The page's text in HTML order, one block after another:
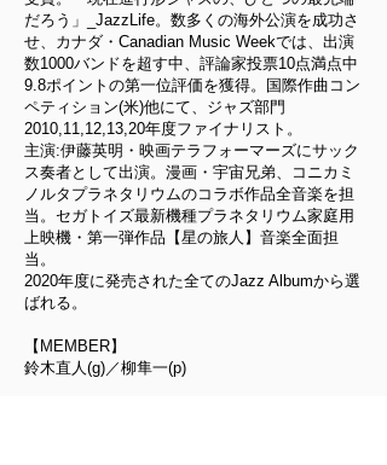
だろう」_JazzLife。数多くの海外公演を成功さ
せ、カナダ・Canadian Music Weekでは、出演
数1000バンドを超す中、評論家投票10点満点中
9.8ポイントの第一位評価を獲得。国際作曲コン
ペティション(米)他にて、ジャズ部門
2010,11,12,13,20年度ファイナリスト。
主演:伊藤英明・映画テラフォーマーズにサック
ス奏者として出演。漫画・宇宙兄弟、コニカミ
ノルタプラネタリウムのコラボ作品全音楽を担
当。セガトイズ最新機種プラネタリウム家庭用
上映機・第一弾作品【星の旅人】音楽全面担
当 。
2020年度に発売された全てのJazz Albumから選
ばれる。
【MEMBER】
鈴木直人(g)／柳隼一(p)